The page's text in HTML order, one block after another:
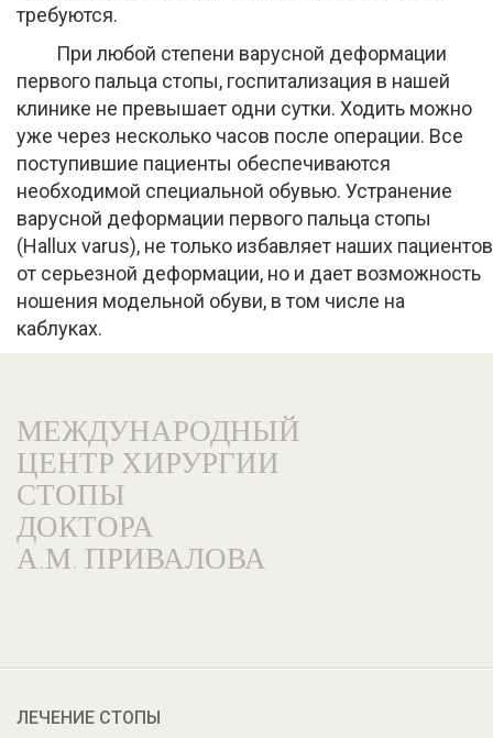
требуются.
При любой степени варусной деформации
первого пальца стопы, госпитализация в нашей
клинике не превышает одни сутки. Ходить можно
уже через несколько часов после операции. Все
поступившие пациенты обеспечиваются
необходимой специальной обувью. Устранение
варусной деформации первого пальца стопы
(Hallux varus), не только избавляет наших пациентов
от серьезной деформации, но и дает возможность
ношения модельной обуви, в том числе на
каблуках.
МЕЖДУНАРОДНЫЙ
ЦЕНТР ХИРУРГИИ
СТОПЫ
ДОКТОРА
А.М. ПРИВАЛОВА
ЛЕЧЕНИЕ СТОПЫ